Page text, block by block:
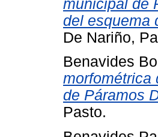
municipal de
del esquema
De Nariño,
Benavides
morfométrica
de Páramos
Pasto.